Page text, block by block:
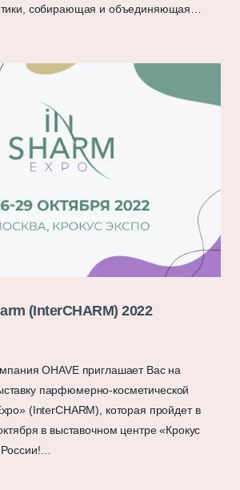
собирающая и объединяющая…
(InterCHARM) 2022
OHAVE приглашает Вас на
парфюмерно-косметической
(InterCHARM), которая пройдет в
в выставочном центре «Крокус